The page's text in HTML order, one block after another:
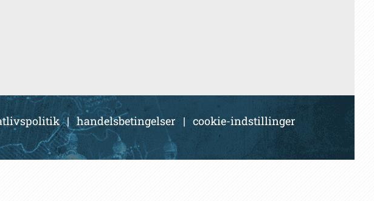
|handelsbetingelser | cookie-indstillinger